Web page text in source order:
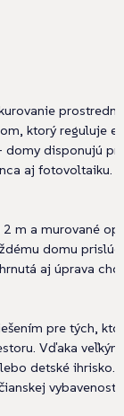
ktorý reguluje
domy disponujú
aj fotovoltaiku.
m a murované
domu
aj úprava
pre tých,
Vďaka
detské ihrisko.
vybavenosti.